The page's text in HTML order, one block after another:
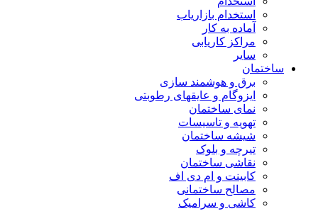
استخدام بازاریاب
آماده به کار
مراکز کاریابی
سایر
ساختمان
برق و هوشمند سازی
ایزوگام و عایقهای رطوبتی
نمای ساختمان
تهویه و تاسیسات
شیشه ساختمان
تیرچه و بلوک
نقاشی ساختمان
کابینت و ام دی اف
مصالح ساختمانی
کاشی و سرامیک